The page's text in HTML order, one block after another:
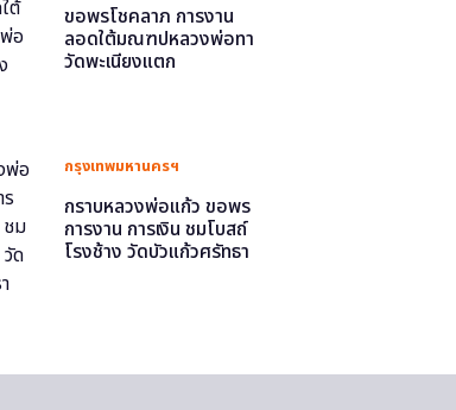
ขอพรโชคลาภ การงาน
ลอดใต้มณฑปหลวงพ่อทา
วัดพะเนียงแตก
กรุงเทพมหานครฯ
กราบหลวงพ่อแก้ว ขอพร
การงาน การเงิน ชมโบสถ์
โรงช้าง วัดบัวแก้วศรัทธา